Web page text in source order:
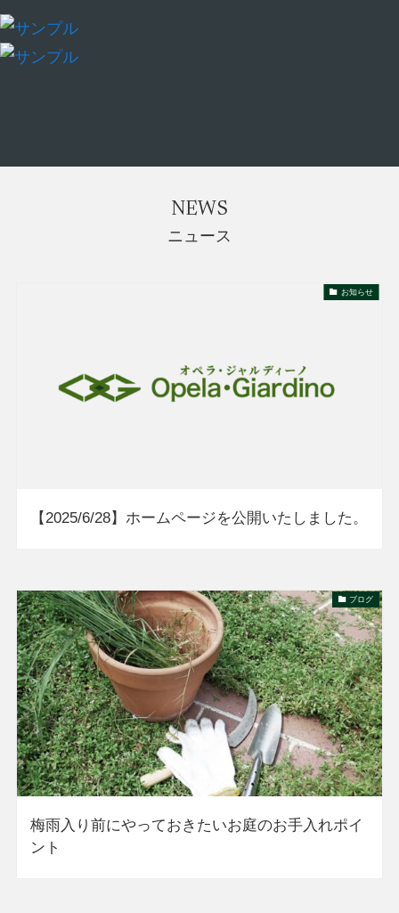
NEWS
ニュース
お知らせ
【2025/6/28】ホームページを公開いたしました。
ブログ
梅雨入り前にやっておきたいお庭のお手入れポイ
ント